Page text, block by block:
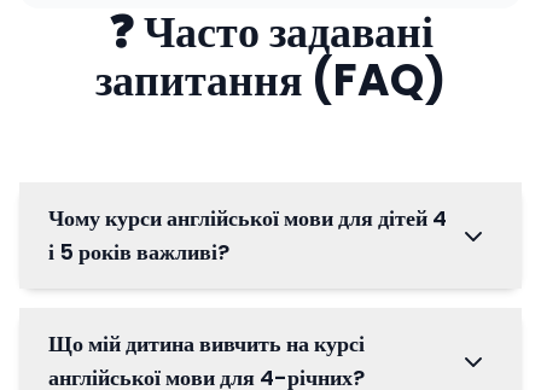
❓ Часто задавані
запитання (FAQ)
Чому курси англійської мови для дітей 4
і 5 років важливі?
Що мій дитина вивчить на курсі
англійської мови для 4-річних?